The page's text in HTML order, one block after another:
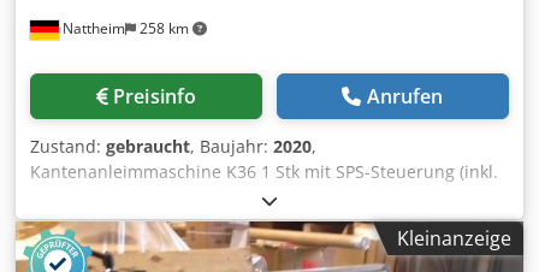
Nattheim 258 km
Preisinfo Anrufen
Zustand: gebraucht, Baujahr: 2020,
Kantenanleimmaschine K36 1 Stk mit SPS-Steuerung (inkl.
Touchscreen) und mit Schmelzkleberangabe an das
Werkstück ‚Fügefräse (inkl. DIA-Werkzeug) bis 3 mm
FrästiefeLeimbecken mit Wechselbeckenvorrüstung inkl.
Kleinanzeige